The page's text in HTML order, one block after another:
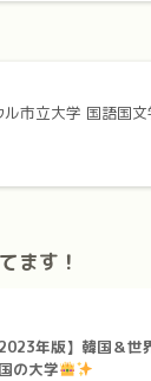
ル市立大学 国語国
ます！
2023年版】韓国＆
の大学